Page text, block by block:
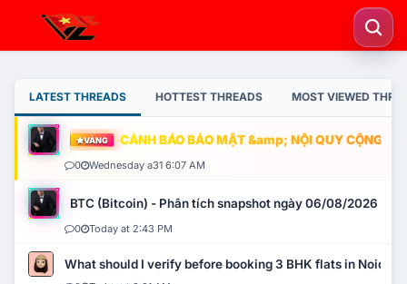
LATEST THREADS HOTTEST THREADS MOST VIEWED
VÀNG CẢNH BÁO BẢO MẬT &amp; NỘI QUY CỘNG
0 Wednesday a31 6:07 AM
BTC (Bitcoin) - Phân tích snapshot ngày 06/08/2026
0 Today at 2:43 PM
What should I verify before booking 3 BHK flats in Noida?